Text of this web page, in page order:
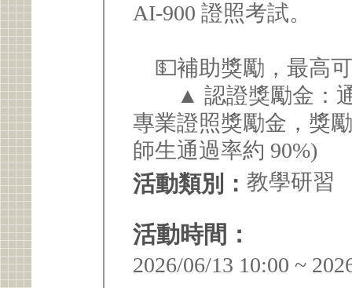
AI-900 證照考試。
💵補助獎勵，最高
▲ 認證獎勵金：通
專業證照獎勵金，獎
師生通過率約 90%)
活動類別： 教學研習
活動時間：
2026/06/13 10:00 ~